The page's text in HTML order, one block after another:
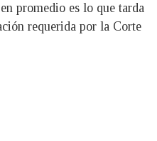
promedio es lo que tarda
requerida por la Corte